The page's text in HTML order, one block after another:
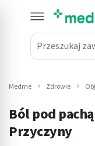
Przeszukaj
submenu: Leki na
submenu: Mama i
Medme Zdrowie
Ból pod
Przyczyny